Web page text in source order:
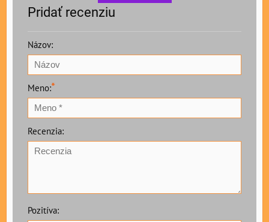
Pridať recenziu
Názov:
Meno:*
Recenzia:
Pozitíva: